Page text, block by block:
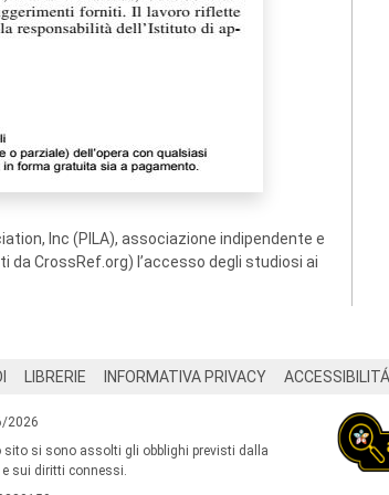
Inc (PILA), associazione indipendente e
CrossRef.org) l’accesso degli studiosi ai
LIBRERIE INFORMATIVA PRIVACY ACCESSIBILITÁ
2026
sito si sono assolti gli obblighi previsti dalla
sui diritti connessi.